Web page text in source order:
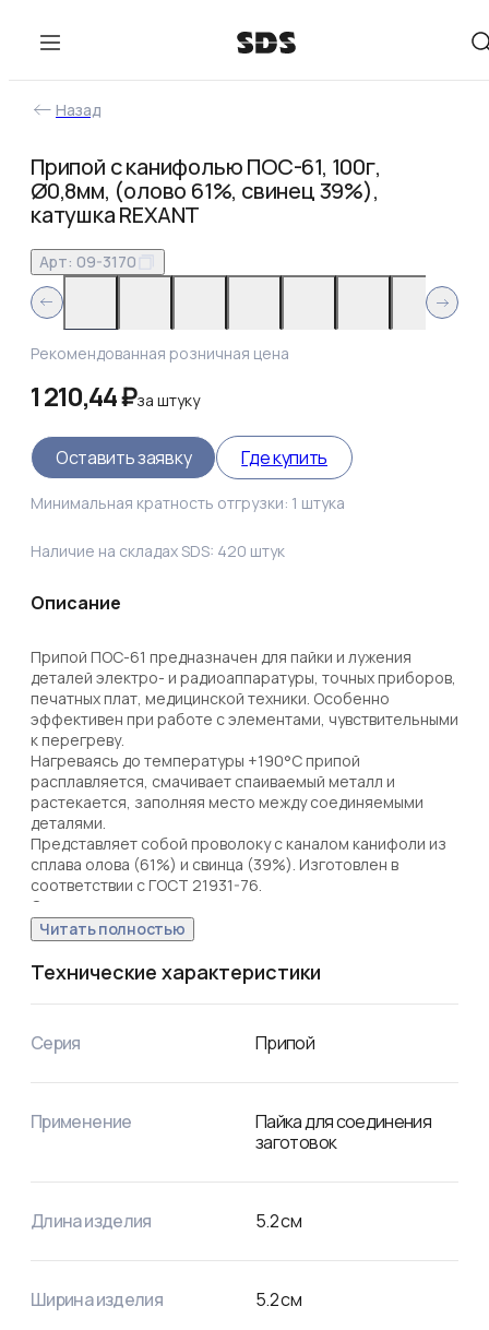
Назад
Припой с канифолью ПОС-61, 100г,
Ø0,8мм, (олово 61%, свинец 39%),
катушка REXANT
Арт: 09-3170
Рекомендованная розничная цена
1 210,44 ₽за штуку
Оставить заявку Где купить
Минимальная кратность отгрузки: 1 штука
Наличие на складах SDS: 420 штук
Описание
Припой ПОС-61 предназначен для пайки и лужения
деталей электро- и радиоаппаратуры, точных приборов,
печатных плат, медицинской техники. Особенно
эффективен при работе с элементами, чувствительными
к перегреву.
Нагреваясь до температуры +190°C припой
расплавляется, смачивает спаиваемый металл и
растекается, заполняя место между соединяемыми
деталями.
Представляет собой проволоку с каналом канифоли из
сплава олова (61%) и свинца (39%). Изготовлен в
соответствии с ГОСТ 21931-76.
Отличается минимальным интервалом кристаллизации
(7°C), устойчивостью к коррозии и удельной
проводимостью (для токоведущих элементов).
Фасовка – катушка с проволокой диаметром 0,8 мм.
Температура плавления: солидус +183°C, ликвидус
+190°C. Пайка металлов: сталь, латунь, бронза, медь,
Читать полностью
Технические характеристики
Серия Припой
Применение
Пайка для соединения
заготовок
Длина изделия 5.2см
Ширина изделия 5.2см